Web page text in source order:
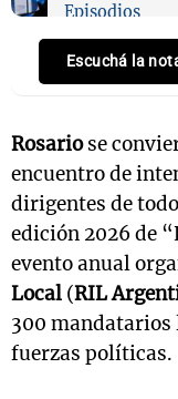
Episodios
Escuchá la
Rosariose
encuentro de
dirigentes de
edición 2026 de
evento anual
Local (RIL
300
fuerzas políticas.